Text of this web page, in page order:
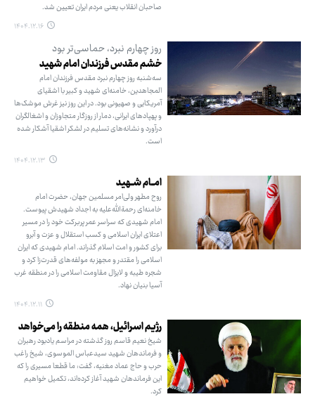
صاحبان انقلاب یعنی مردم ایران تعیین شد.
۱۴۰۴.۱۲.۱۶
روز چهارم نبرد، حماسی‌تر بود
خشم مقدس فرزندان امام شهید
سه‌شنبه روز چهارم نبرد مقدس فرزندان امام
المجاهدین، خامنه‌ای شهید و کبیر با اشقیای
آمریکایی و صهیونی بود. در این روز نیز غرش موشک‌ها
و پهپادهای ایرانی، دمار از روزگار متجاوزان و اشغالگران
درآورد و نشانه‌های تسلیم در لشکر اشقیا آشکار شده
است.
۱۴۰۴.۱۲.۱۳
امــام شــهید
روح مطهر ولی‌امر مسلمین جهان، حضرت امام
خامنه‌ای رحمة‌الله‌علیه به اجداد شهیدش پیوست.
امام شهیدی که سراسر عمر پربرکت خود را در مسیر
اعتلای ایران اسلامی و کسب استقلال و عزت و آبرو
برای کشور و امت اسلام گذراند. امام شهیدی که ایران
اسلامی را مقتدر و مجهز به مولفه‌های قدرت‌زا کرد و
شجره طیبه و لایزال مقاومت اسلامی را در منطقه غرب
آسیا بنیان نهاد.
۱۴۰۴.۱۲.۱۱
رژیم اسرائیل، همه منطقه را می‌خواهد
شیخ نعیم قاسم روز گذشته در مراسم یادبود رهبران
و فرماندهان شهید سیدعباس الموسوی، شیخ راغب
حرب و حاج عماد مغنیه، گفت: ما قطعا مسیری را که
این فرماندهان شهید آغاز کرده‌اند، تکمیل خواهیم
کرد.